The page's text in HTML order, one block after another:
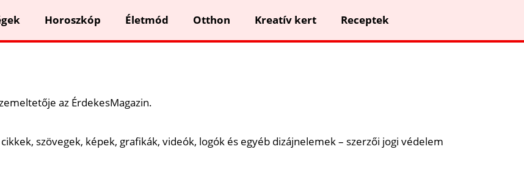
Horoszkóp Életmód Otthon Kreatív kert Receptek
az ÉrdekesMagazin.
szövegek, képek, grafikák, videók, logók és egyéb dizájnelemek – szerzői jogi védelem